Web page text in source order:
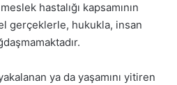
hastalığı kapsamının
gerçeklerle, hukukla, insan
ya da yaşamını yitiren